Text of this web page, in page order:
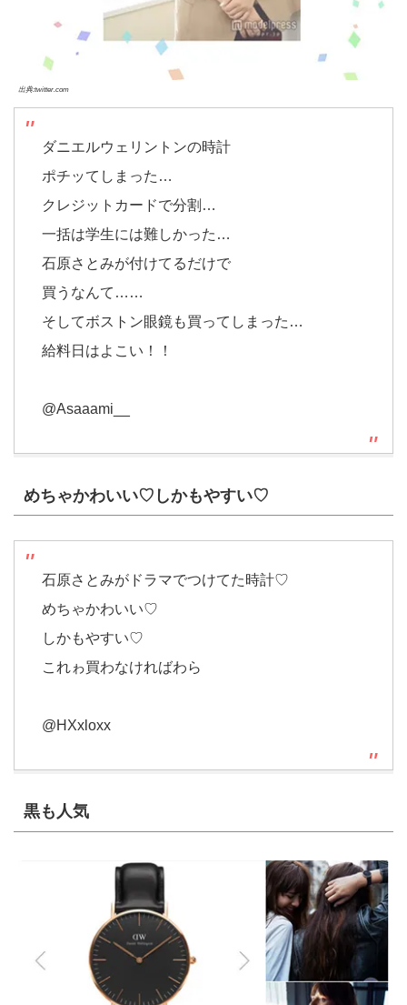
出典:twitter.com
ダニエルウェリントンの時計
ポチッてしまった…
クレジットカードで分割…
一括は学生には難しかった…
石原さとみが付けてるだけで
買うなんて……
そしてボストン眼鏡も買ってしまった…
給料日はよこい！！
@Asaaami__
めちゃかわいい♡しかもやすい♡
石原さとみがドラマでつけてた時計♡
めちゃかわいい♡
しかもやすい♡
これゎ買わなければわら
@HXxloxx
黒も人気